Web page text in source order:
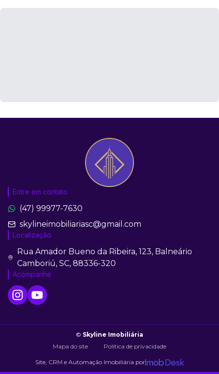
Entre em contato
(47) 99977-7630
skylineimobiliariasc@gmail.com
Localização
Rua Amador Bueno da Ribeira, 123, Balneário
Camboriú, SC, 88336-320
Acompanhe
© Skyline Imobiliária
Mapa do site
Política de privacidade
Site, CRM e Automação Imobiliária por